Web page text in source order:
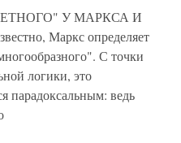
У МАРКСА И
Маркс определяет
С точки
логики, это
парадоксальным: ведь